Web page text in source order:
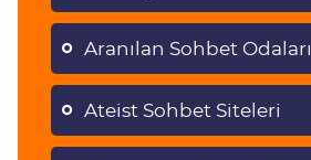
Aranılan Sohbet Odaları
Ateist Sohbet Siteleri